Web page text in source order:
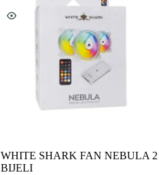
WHITE SHARK FAN NEBULA 2
BIJELI